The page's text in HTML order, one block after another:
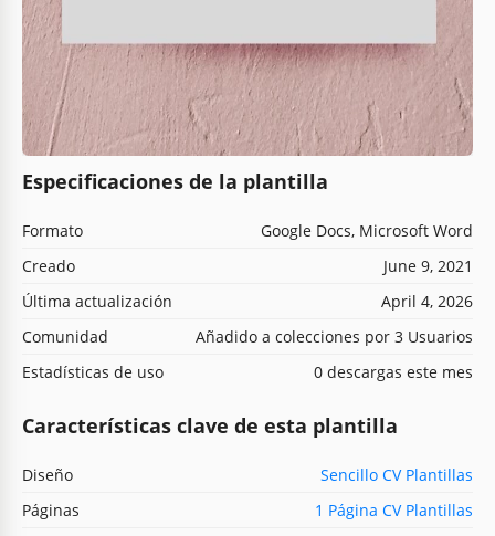
Especificaciones de la plantilla
Formato
Google Docs, Microsoft Word
Creado
June 9, 2021
Última actualización
April 4, 2026
Comunidad
Añadido a colecciones por 3 Usuarios
Estadísticas de uso
0 descargas este mes
Características clave de esta plantilla
Diseño
Sencillo CV Plantillas
Páginas
1 Página CV Plantillas